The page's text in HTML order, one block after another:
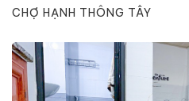
CHỢ HẠNH THÔNG TÂY